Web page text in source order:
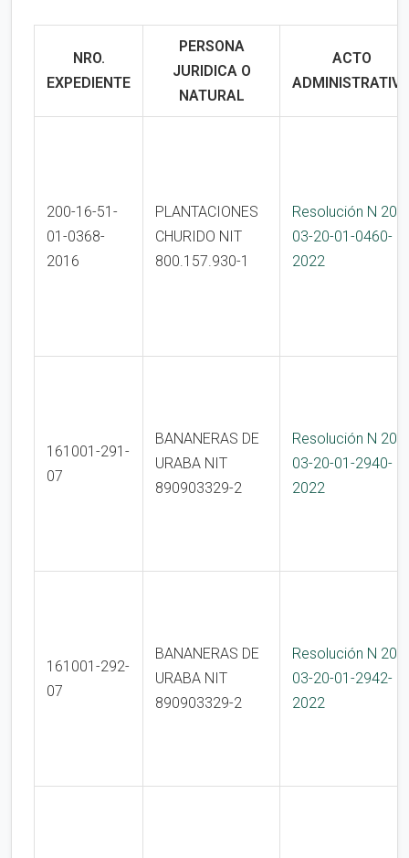
NRO.
EXPEDIENTE
PERSONA
JURIDICA O
NATURAL
ACTO
200-16-51-
01-0368-
2016
PLANTACIONES
CHURIDO NIT
800.157.930-1
Resolución N 200-
03-20-01-0460-
2022
161001-291-
07
BANANERAS DE
URABA NIT
890903329-2
Resolución N 200-
03-20-01-2940-
2022
161001-292-
07
BANANERAS DE
URABA NIT
890903329-2
Resolución N 200-
03-20-01-2942-
2022